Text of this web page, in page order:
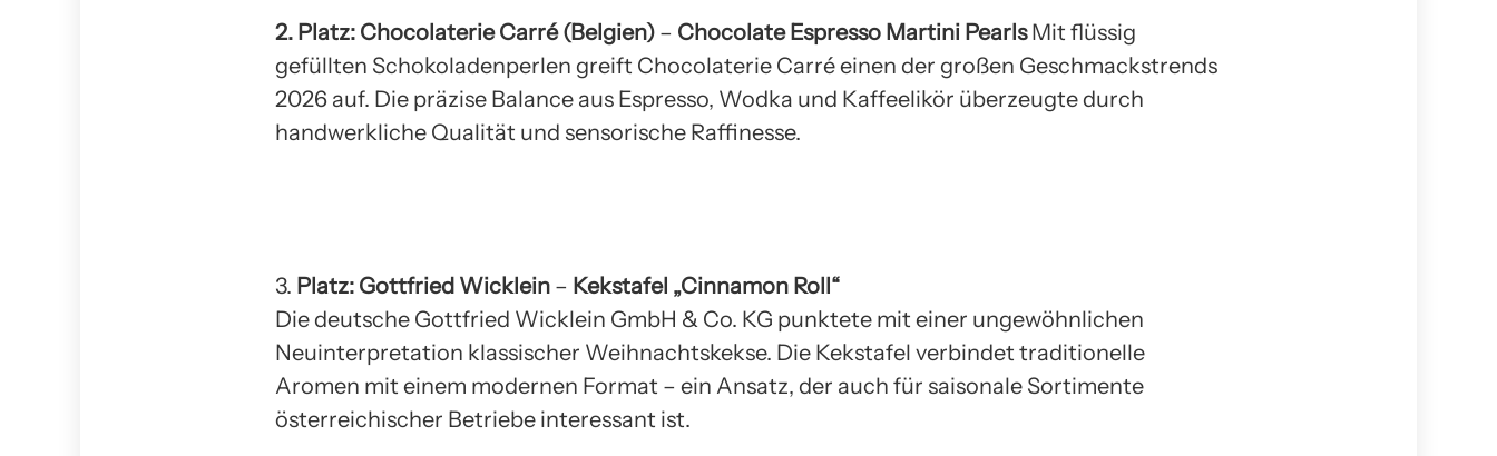
2. Platz: Chocolaterie Carré (Belgien) – Chocolate Espresso Martini PearlsMit flüssig
gefüllten Schokoladenperlen greift Chocolaterie Carré einen der großen Geschmackstrends
2026 auf. Die präzise Balance aus Espresso, Wodka und Kaffeelikör überzeugte durch
handwerkliche Qualität und sensorische Raffinesse.
3. Platz: Gottfried Wicklein – Kekstafel „Cinnamon Roll“
Die deutsche Gottfried Wicklein GmbH & Co. KG punktete mit einer ungewöhnlichen
Neuinterpretation klassischer Weihnachtskekse. Die Kekstafel verbindet traditionelle
Aromen mit einem modernen Format – ein Ansatz, der auch für saisonale Sortimente
österreichischer Betriebe interessant ist.